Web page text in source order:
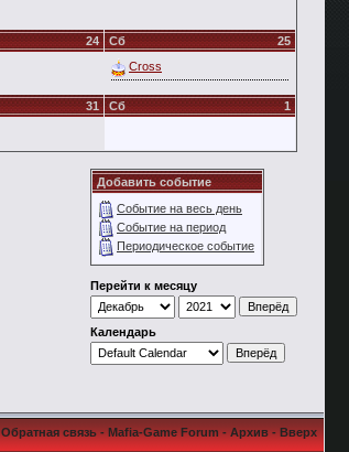
24 25
Сб
Cross
31 1
Сб
Добавить событие
Событие на весь день
Событие на период
Периодическое событие
Перейти к месяцу
Календарь
Обратная связь-Mafia-Game Forum-Архив-Вверх